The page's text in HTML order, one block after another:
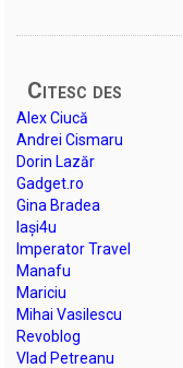
Citesc des
Alex Ciucă
Andrei Cismaru
Dorin Lazăr
Gadget.ro
Gina Bradea
Iași4u
Imperator Travel
Manafu
Mariciu
Mihai Vasilescu
Revoblog
Vlad Petreanu